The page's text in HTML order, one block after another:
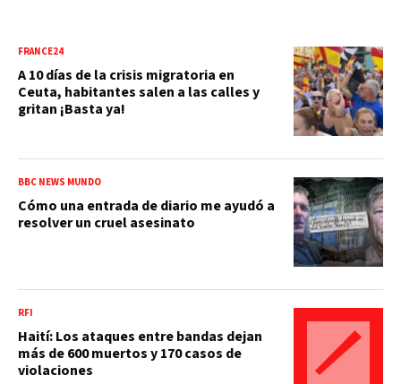
FRANCE24
A 10 días de la crisis migratoria en
Ceuta, habitantes salen a las calles y
gritan ¡Basta ya!
BBC NEWS MUNDO
Cómo una entrada de diario me ayudó a
resolver un cruel asesinato
RFI
Haití: Los ataques entre bandas dejan
más de 600 muertos y 170 casos de
violaciones